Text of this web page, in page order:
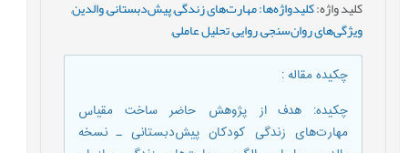
کلید واژه:کلیدواژه‌ها: مهارت‌های زندگی,پیش‌دبستانی,والدین,
ویژگی‌های روان‌سنجی,روایی,تحلیل عاملی,
چکیده مقاله:
چکیده: هدف از پژوهش حاضر ساخت مقیاس
مهارت‌های زندگی کودکان پیش‌دبستانی ـ نسخه